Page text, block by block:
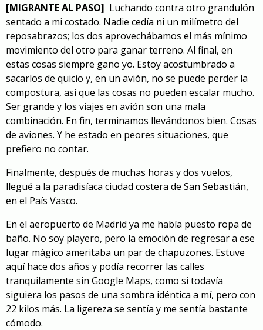
[MIGRANTE AL PASO] Luchando contra otro grandulón
sentado a mi costado. Nadie cedía ni un milímetro del
reposabrazos; los dos aprovechábamos el más mínimo
movimiento del otro para ganar terreno. Al final, en
estas cosas siempre gano yo. Estoy acostumbrado a
sacarlos de quicio y, en un avión, no se puede perder la
compostura, así que las cosas no pueden escalar mucho.
Ser grande y los viajes en avión son una mala
combinación. En fin, terminamos llevándonos bien. Cosas
de aviones. Y he estado en peores situaciones, que
prefiero no contar.
Finalmente, después de muchas horas y dos vuelos,
llegué a la paradisíaca ciudad costera de San Sebastián,
en el País Vasco.
En el aeropuerto de Madrid ya me había puesto ropa de
baño. No soy playero, pero la emoción de regresar a ese
lugar mágico ameritaba un par de chapuzones. Estuve
aquí hace dos años y podía recorrer las calles
tranquilamente sin Google Maps, como si todavía
siguiera los pasos de una sombra idéntica a mí, pero con
22 kilos más. La ligereza se sentía y me sentía bastante
cómodo.